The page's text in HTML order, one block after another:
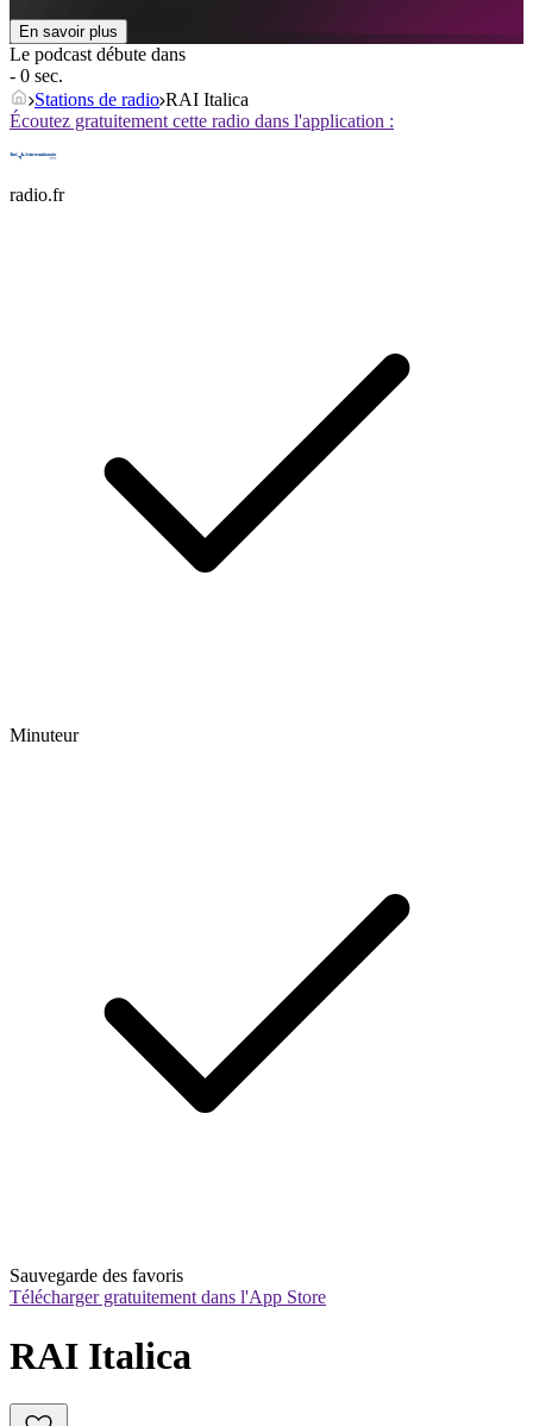
En savoir plus
Le podcast débute dans
- 0 sec.
Stations de radio RAI Italica
Écoutez gratuitement cette radio dans l'application :
radio.fr
Minuteur
Sauvegarde des favoris
Télécharger gratuitement dans l'App Store
RAI Italica